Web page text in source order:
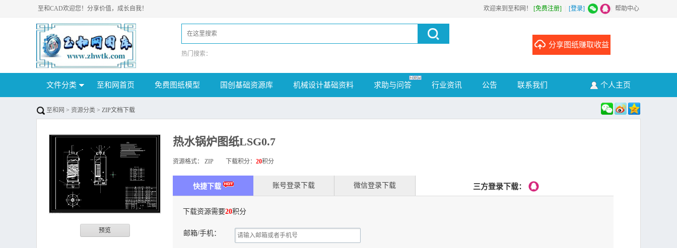
欢迎来到至和网！ [免费注册] [登录] 帮助中心
至和CAD欢迎您！分享价值，成长自我！
热门搜索：
分享图纸赚取收益
文件分类 至和网首页 免费图纸模型 国创基础资源库 机械设计基础资料 求助与问答 行业资讯 公告 联系我们 个人主页
至和网 > 资源分类 > ZIP文档下载
预览
热水锅炉图纸LSG0.7
资源格式： ZIP 下载积分： 20积分
快捷下载 账号登录下载 微信登录下载 三方登录下载：
下载资源需要20积分
邮箱/手机：